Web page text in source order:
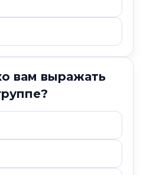
вам выражать